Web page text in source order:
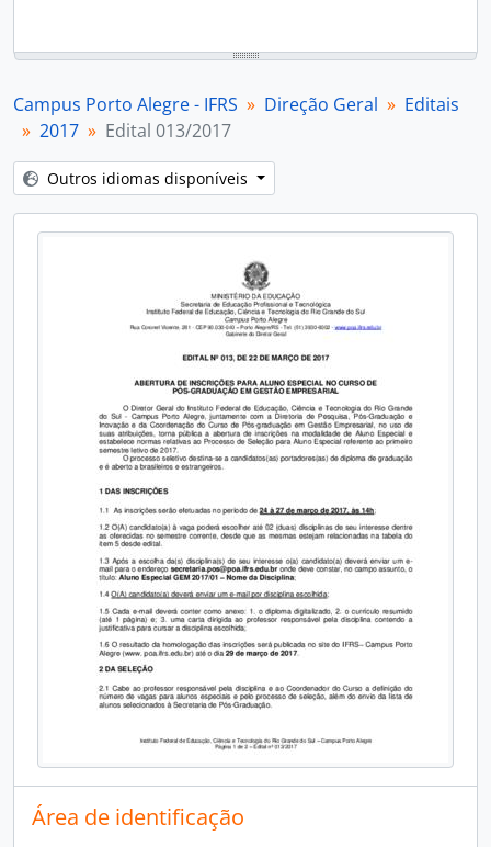
Campus Porto Alegre - IFRS Direção Geral
Editais
2017
Edital 013/2017
Outros idiomas disponíveis
Área de identificação